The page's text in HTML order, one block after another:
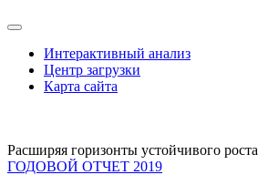
Интерактивный анализ
Центр загрузки
Карта сайта
Расширяя горизонты устойчивого роста
ГОДОВОЙ ОТЧЕТ 2019